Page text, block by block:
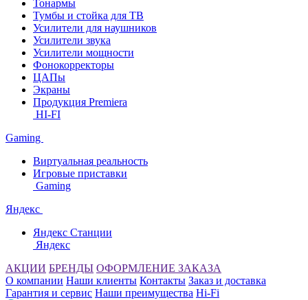
Тонармы
Тумбы и стойка для ТВ
Усилители для наушников
Усилители звука
Усилители мощности
Фонокорректоры
ЦАПы
Экраны
Продукция Premiera
HI-FI
Gaming
Виртуальная реальность
Игровые приставки
Gaming
Яндекс
Яндекс Станции
Яндекс
АКЦИИ БРЕНДЫ ОФОРМЛЕНИЕ ЗАКАЗА
О компании Наши клиенты Контакты Заказ и доставка
Гарантия и сервис Наши преимущества Hi-Fi